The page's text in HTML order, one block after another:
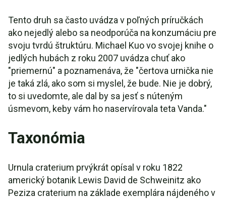
Tento druh sa často uvádza v poľných príručkách
ako nejedlý alebo sa neodporúča na konzumáciu pre
svoju tvrdú štruktúru. Michael Kuo vo svojej knihe o
jedlých hubách z roku 2007 uvádza chuť ako
"priemernú" a poznamenáva, že "čertova urnička nie
je taká zlá, ako som si myslel, že bude. Nie je dobrý,
to si uvedomte, ale dal by sa jesť s núteným
úsmevom, keby vám ho naservírovala teta Vanda."
Taxonómia
Urnula craterium prvýkrát opísal v roku 1822
americký botanik Lewis David de Schweinitz ako
Peziza craterium na základe exemplára nájdeného v